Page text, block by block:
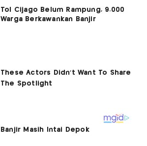
Tol Cijago Belum Rampung, 9.000
Warga Berkawankan Banjir
Banjir Masih Intai Depok